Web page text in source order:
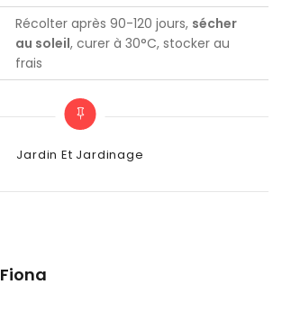
Récolter après 90-120 jours, sécher
au soleil, curer à 30°C, stocker au
frais
Categories
Jardin Et Jardinage
Fiona